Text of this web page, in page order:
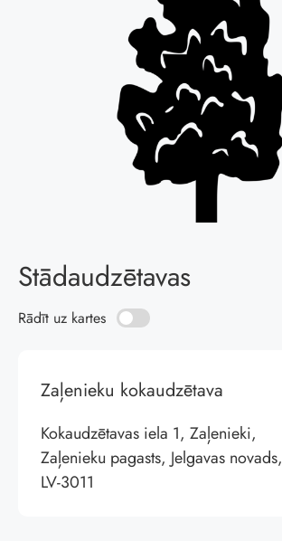
Stādaudzētavas
Rādīt uz kartes
Zaļenieku kokaudzētava
Kokaudzētavas iela 1, Zaļenieki,
Zaļenieku pagasts, Jelgavas novads,
LV-3011